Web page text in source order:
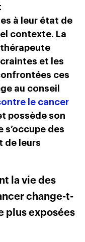
à leur état de
contexte. La
et les
ces
au conseil
le cancer
possède son
s’occupe des
de leurs
la vie des
change-t-
plus exposées